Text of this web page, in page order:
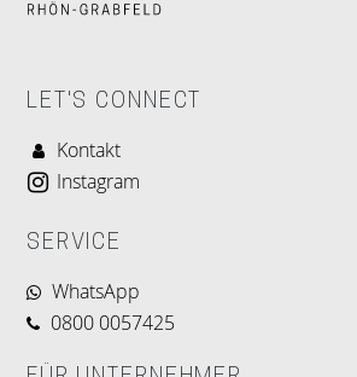
LET'S CONNECT
Kontakt
Instagram
SERVICE
WhatsApp
0800 0057425